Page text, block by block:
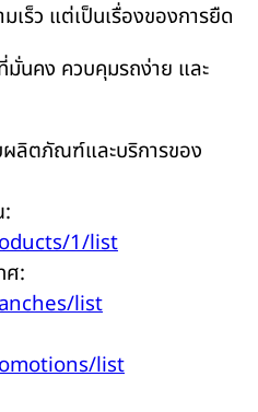
เร็ว แต่เป็นเรื่องของการยืด
มั่นคง ควบคุมรถง่าย และ
ผลิตภัณฑ์และบริการของ
1/list
ศ:
list
list